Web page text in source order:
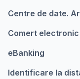
Centre de date.
Comert electronic
eBanking
Identificare la